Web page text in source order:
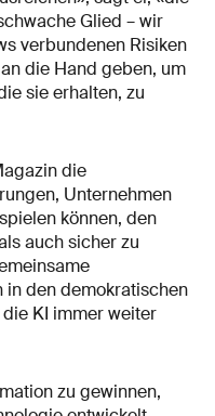
Glied – wir
verbundenen Risiken
die Hand geben, um
sie erhalten, zu
die
Unternehmen
können, den
auch sicher zu
in den demokratischen
KI immer weiter
zu gewinnen,